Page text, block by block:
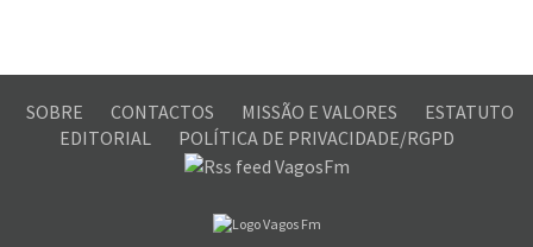
SOBRE CONTACTOS MISSÃO E VALORES
ESTATUTO
EDITORIAL
POLÍTICA DE PRIVACIDADE/RGPD